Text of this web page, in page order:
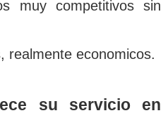
muy competitivos sin
realmente economicos.
su servicio en